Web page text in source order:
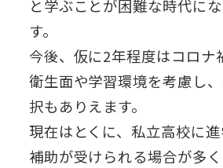
と学ぶことが困難な時代に
す。
今後、仮に2年程度はコロナ
衛生面や学習環境を考慮し
択もありえます。
現在はとくに、私立高校に
補助が受けられる場合が多